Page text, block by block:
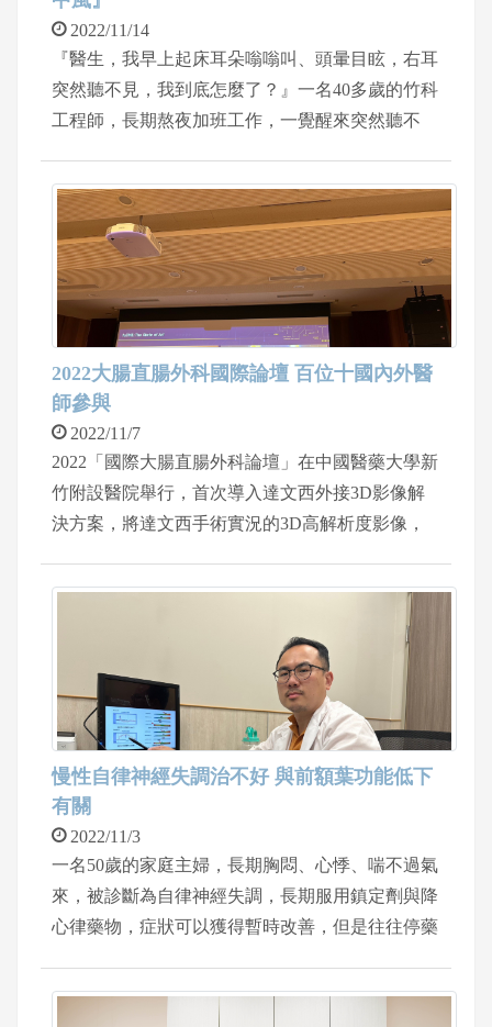
2022/11/14
『醫生，我早上起床耳朵嗡嗡叫、頭暈目眩，右耳
突然聽不見，我到底怎麼了？』一名40多歲的竹科
工程師，長期熬夜加班工作，一覺醒來突然聽不
「突發性耳聾」，也就是俗稱的「耳中風」。為了
掌握黃金治療期，中國醫藥大學耳鼻喉科醫師陳俊
志建議病患積極治療，除了給予傳統的類固醇治
療，再輔以增生療法---中耳腔PRP (Platelet-rich plas
ma)注射手術，經過三週的治療，病患聽力恢復正
常、耳鳴逐漸消失，不再有喪失聽力的焦慮感。
2022大腸直腸外科國際論壇 百位十國內外醫
師參與
2022/11/7
2022「國際大腸直腸外科論壇」在中國醫藥大學新
竹附設醫院舉行，首次導入達文西外接3D影像解
決方案，將達文西手術實況的3D高解析度影像，
器，以同步視訊方式，將手術過程呈現於與會貴
賓。院長陳自諒表示，新竹附醫成為北台灣達文西
大腸直腸外科手術觀摩中心，今年來自國內外約百
位大腸直腸外科醫師在不同空間或平台，可以觀看
到和手術室中一致的真實3D畫面，透過實際案例
幫助醫師觀摩學習，進行經驗傳承分享與討論，國
內醫師不用出國，就可以學到最先進的達文西手術
技術。
慢性自律神經失調治不好 與前額葉功能低下
有關
2022/11/3
一名50歲的家庭主婦，長期胸悶、心悸、喘不過氣
來，被診斷為自律神經失調，長期服用鎮定劑與降
心律藥物，症狀可以獲得暫時改善，但是往往停藥
設醫院身心科周伯翰醫師門診就醫，經近紅外光光
譜儀(fNIRS)檢測大腦功能，發現患者的「大腦前